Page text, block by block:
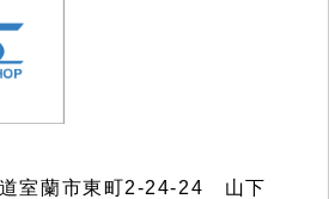
室蘭市東町2-24-24 山下